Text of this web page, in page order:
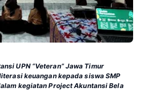
UPN “Veteran” Jawa Timur
keuangan kepada siswa SMP
kegiatan Project Akuntansi Bela